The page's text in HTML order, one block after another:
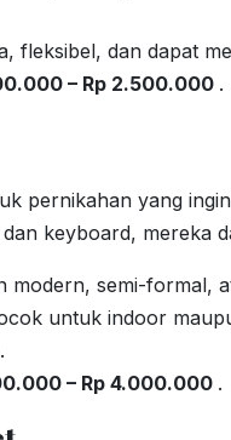
fleksibel, dan dapat
– Rp 2.500.000 .
pernikahan yang
keyboard, mereka
modern, semi-formal,
untuk indoor
– Rp 4.000.000 .